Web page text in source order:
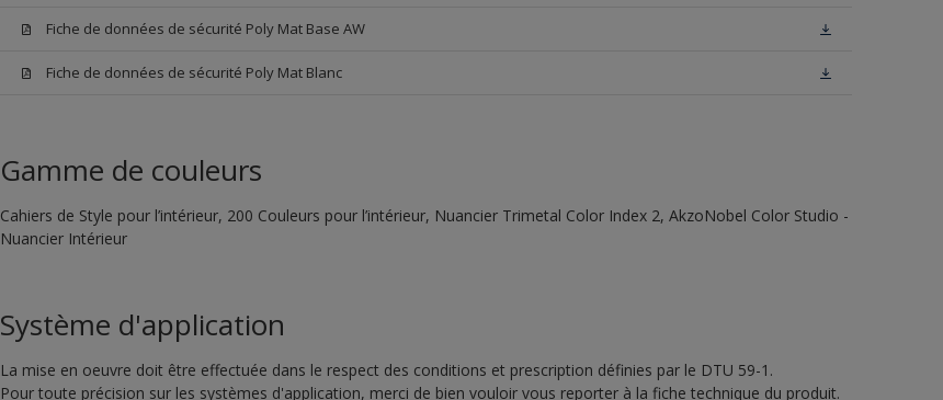
Fiche de données de sécurité Poly Mat Base AW
Fiche de données de sécurité Poly Mat Blanc
Gamme de couleurs
Cahiers de Style pour l’intérieur, 200 Couleurs pour l’intérieur, Nuancier Trimetal Color Index 2, AkzoNobel Color Studio -
Nuancier Intérieur
Système d'application
La mise en oeuvre doit être effectuée dans le respect des conditions et prescription définies par le DTU 59-1.
Pour toute précision sur les systèmes d'application, merci de bien vouloir vous reporter à la fiche technique du produit.